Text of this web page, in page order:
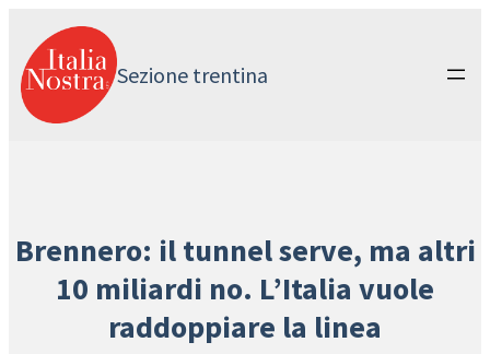
contenuto
Sezione trentina
Brennero: il tunnel serve, ma altri
10 miliardi no. L’Italia vuole
raddoppiare la linea